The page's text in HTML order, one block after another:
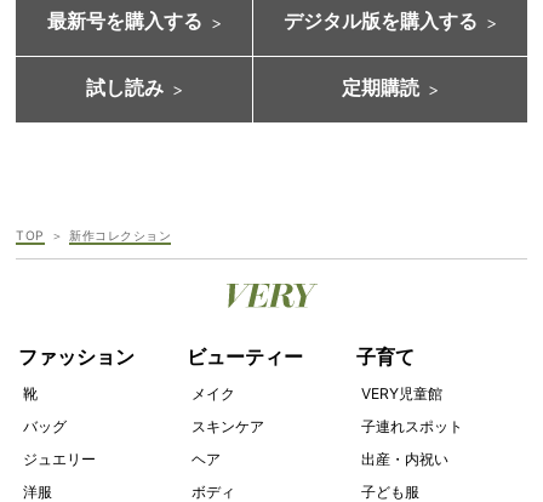
最新号を購入する デジタル版を購入する
試し読み 定期購読
TOP 新作コレクション
ファッション
靴
バッグ
ジュエリー
洋服
ビューティー
メイク
スキンケア
ヘア
ボディ
子育て
VERY児童館
子連れスポット
出産・内祝い
子ども服